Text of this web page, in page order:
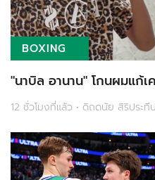
BOXING
"นาบิล อานาน" โกนผมแก้
12 ชั่วโมงที่แล้ว • ดิถดนัย สิริประที